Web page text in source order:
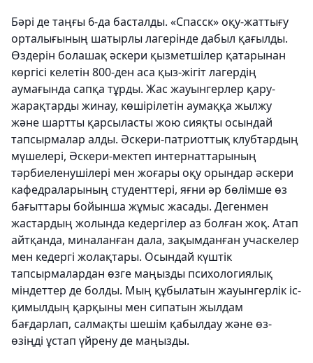
Бәрі де таңғы 6-да басталды. «Спасск» оқу-жаттығу
орталығының шатырлы лагерінде дабыл қағылды.
Өздерін болашақ әскери қызметшілер қатарынан
көргісі келетін 800-ден аса қыз-жігіт лагердің
аумағында сапқа тұрды. Жас жауынгерлер қару-
жарақтарды жинау, көшірілетін аумаққа жылжу
және шартты қарсыласты жою сияқты осындай
тапсырмалар алды. Әскери-патриоттық клубтардың
мүшелері, Әскери-мектеп интернаттарының
тәрбиеленушілері мен жоғары оқу орындар әскери
кафедраларының студенттері, яғни әр бөлімше өз
бағыттары бойынша жұмыс жасады. Дегенмен
жастардың жолында кедергілер аз болған жоқ. Атап
айтқанда, миналанған дала, зақымданған учаскелер
мен кедергі жолақтары. Осындай күштік
тапсырмалардан өзге маңызды психологиялық
міндеттер де болды. Мың құбылатын жауынгерлік іс-
қимылдың қарқыны мен сипатын жылдам
бағдарлап, салмақты шешім қабылдау және өз-
өзіңді ұстап үйрену де маңызды.